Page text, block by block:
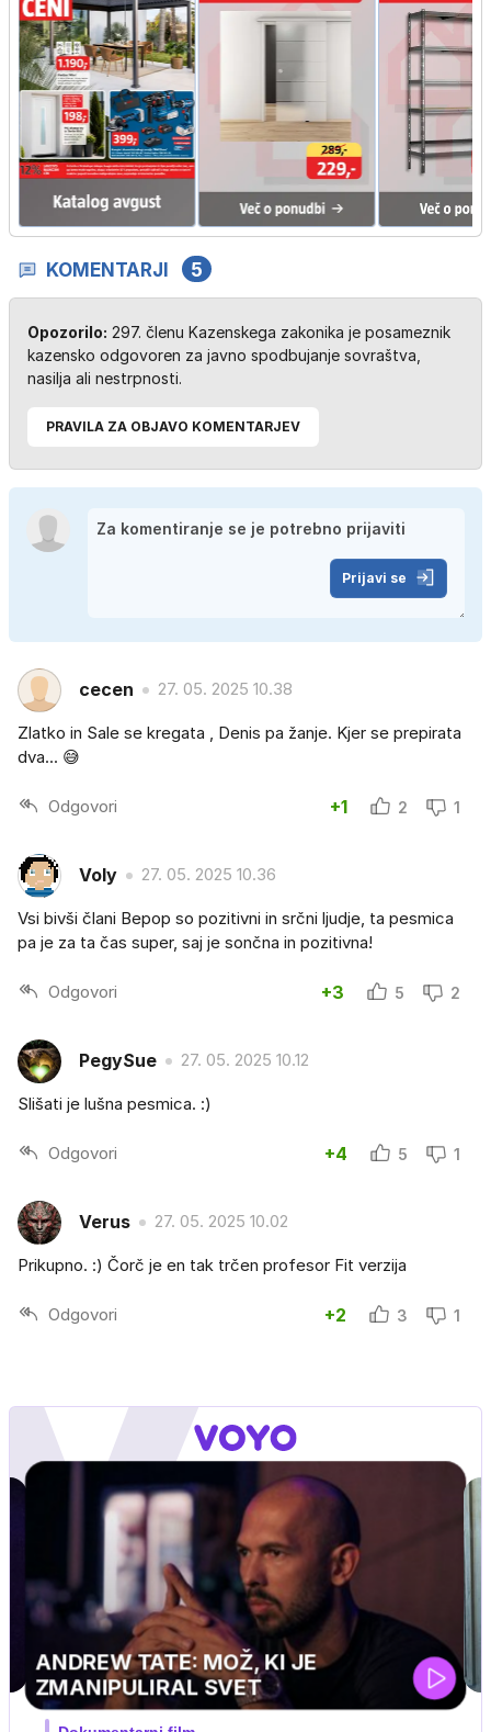
KOMENTARJI 5
Opozorilo: 297. členu Kazenskega zakonika je posameznik
kazensko odgovoren za javno spodbujanje sovraštva,
nasilja ali nestrpnosti.
PRAVILA ZA OBJAVO KOMENTARJEV
Prijavi se
cecen 27. 05. 2025 10.38
Zlatko in Sale se kregata , Denis pa žanje. Kjer se prepirata
dva... 😅
Odgovori +1 2 1
Voly 27. 05. 2025 10.36
Vsi bivši člani Bepop so pozitivni in srčni ljudje, ta pesmica
pa je za ta čas super, saj je sončna in pozitivna!
Odgovori +3 5 2
PegySue 27. 05. 2025 10.12
Slišati je lušna pesmica. :)
Odgovori +4 5 1
Verus 27. 05. 2025 10.02
Prikupno. :) Čorč je en tak trčen profesor Fit verzija
Odgovori +2 3 1